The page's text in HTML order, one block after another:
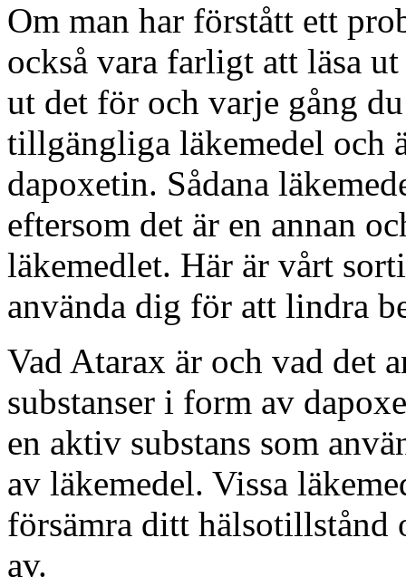
Om man har förstått ett
också vara farligt att läsa
ut det för och varje gång
tillgängliga läkemedel och
dapoxetin. Sådana
eftersom det är en annan
läkemedlet. Här är vårt
använda dig för att lindra
Vad Atarax är och vad det
substanser i form av
en aktiv substans som
av läkemedel. Vissa
försämra ditt
av.